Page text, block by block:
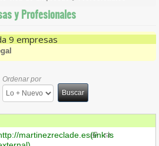
y Profesionales
9 empresas
Ordenar por
Buscar
martinezreclade.es(link is